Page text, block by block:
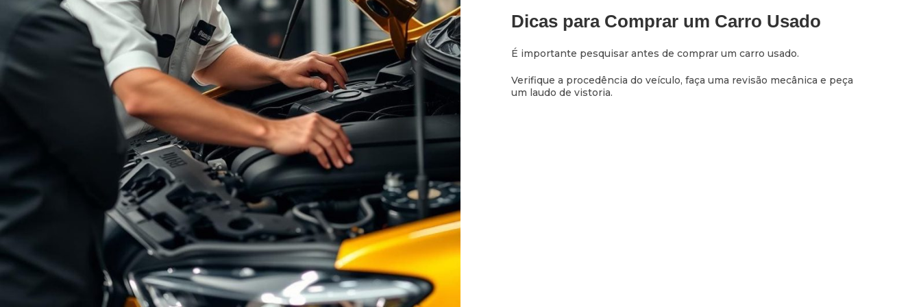
Dicas para Comprar um Carro Usado
É importante pesquisar antes de comprar um carro usado.
Verifique a procedência do veículo, faça uma revisão mecânica e peça
um laudo de vistoria.